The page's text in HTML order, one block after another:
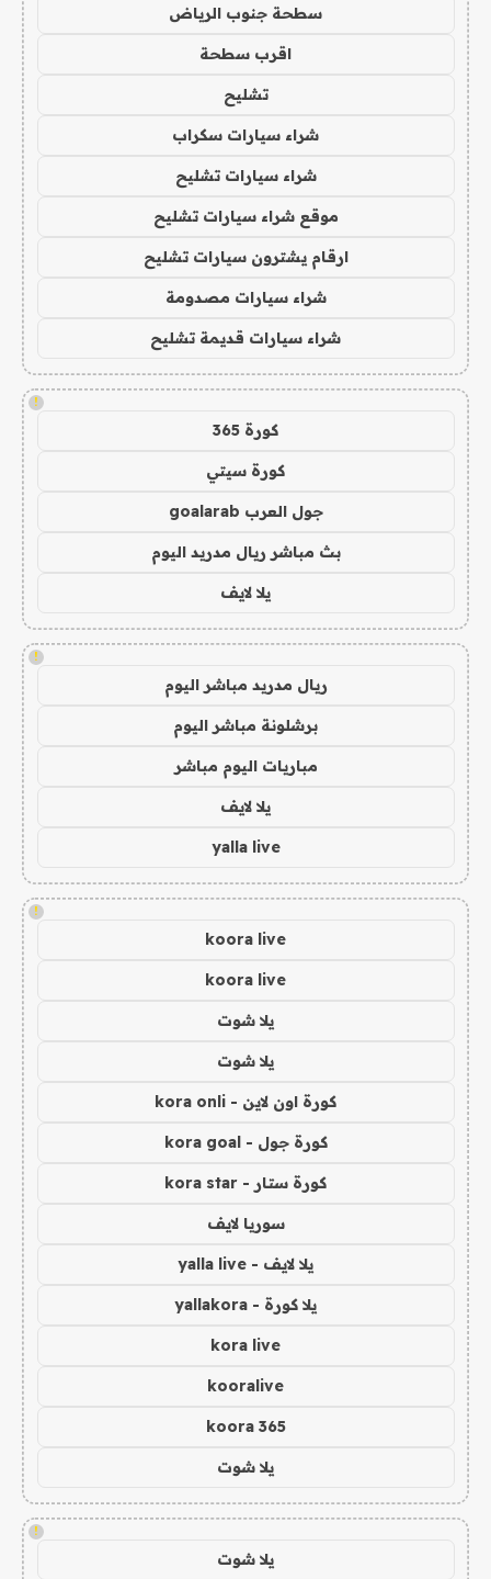
سطحة جنوب الرياض
اقرب سطحة
تشليح
شراء سيارات سكراب
شراء سيارات تشليح
موقع شراء سيارات تشليح
ارقام يشترون سيارات تشليح
شراء سيارات مصدومة
شراء سيارات قديمة تشليح
!
كورة 365
كورة سيتي
جول العرب goalarab
بث مباشر ريال مدريد اليوم
يلا لايف
!
ريال مدريد مباشر اليوم
برشلونة مباشر اليوم
مباريات اليوم مباشر
يلا لايف
yalla live
!
koora live
koora live
يلا شوت
يلا شوت
كورة اون لاين - kora onli
كورة جول - kora goal
كورة ستار - kora star
سوريا لايف
يلا لايف - yalla live
يلا كورة - yallakora
kora live
kooralive
koora 365
يلا شوت
!
يلا شوت